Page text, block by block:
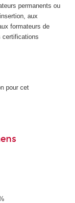
permanents ou
aux
formateurs de
certifications
pour cet